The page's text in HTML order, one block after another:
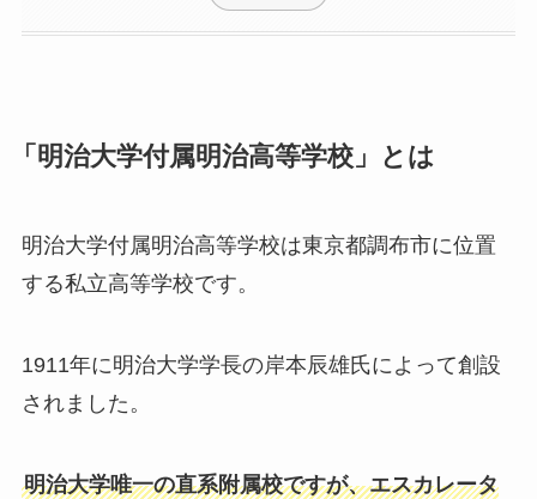
「明治大学付属明治高等学校」とは
明治大学付属明治高等学校は東京都調布市に位置
する私立高等学校です。
1911年に明治大学学長の岸本辰雄氏によって創設
されました。
明治大学唯一の直系附属校ですが、エスカレータ